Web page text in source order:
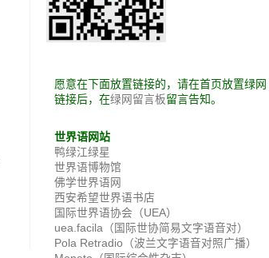
愿意在下面放置链接的，请在首页放置绿网
链接后，在绿网留言板留言告知。
世界语网站
鸭绿江绿星
世界语博物馆
佛学世界语网
西安希望世界语书店
国际世界语协会（UEA）
uea.facila（国际世协简易文字语音对）
Pola Retradio（波兰文字语音对照广播）